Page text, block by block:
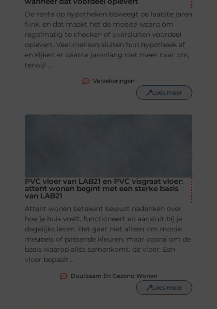
De rente op hypotheken beweegt de laatste jaren
flink, en dat maakt het de moeite waard om
regelmatig te checken of oversluiten voordeel
oplevert. Veel mensen sluiten hun hypotheek af
en kijken er daarna jarenlang niet meer naar om,
terwijl ...
Verzekeringen
Lees meer
PVC vloer van LAB21 en PVC visgraat vloer:
attent wonen begint met een sterke basis
van LAB21
Attent wonen betekent bewust nadenken over
hoe je huis voelt, functioneert en aansluit bij je
dagelijks leven. Het gaat niet alleen om mooie
meubels of passende kleuren, maar vooral om de
basis waarop alles samenkomt: de vloer. Een
vloer bepaalt ...
Duurzaam En Gezond Wonen
Lees meer